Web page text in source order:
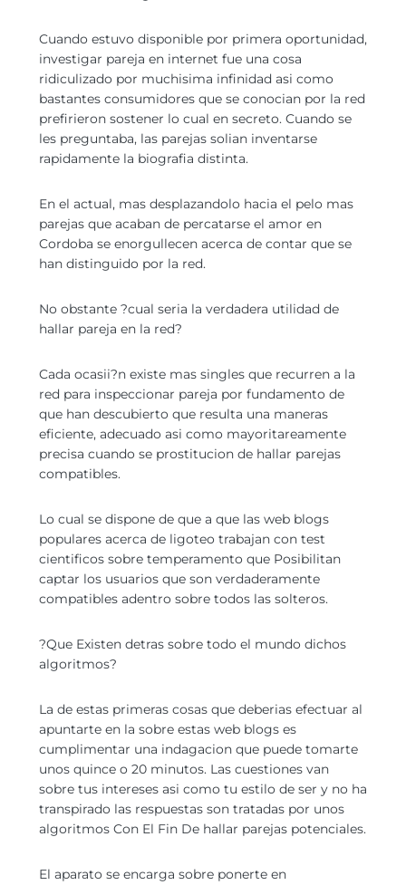
Cuando estuvo disponible por primera oportunidad,
investigar pareja en internet fue una cosa
ridiculizado por muchisima infinidad asi­ como
bastantes consumidores que se conocian por la red
prefirieron sostener lo cual en secreto. Cuando se
les preguntaba, las parejas solian inventarse
rapidamente la biografia distinta.
En el actual, mas desplazandolo hacia el pelo mas
parejas que acaban de percatarse el amor en
Cordoba se enorgullecen acerca de contar que se
han distinguido por la red.
No obstante ?cual seri­a la verdadera utilidad de
hallar pareja en la red?
Cada ocasii?n existe mas singles que recurren a la
red para inspeccionar pareja por fundamento de
que han descubierto que resulta una maneras
eficiente, adecuado asi­ como mayoritareamente
precisa cuando se prostitucion de hallar parejas
compatibles.
Lo cual se dispone de que a que las web blogs
populares acerca de ligoteo trabajan con test
cientificos sobre temperamento que Posibilitan
captar los usuarios que son verdaderamente
compatibles adentro sobre todos las solteros.
?Que Existen detras sobre todo el mundo dichos
algoritmos?
La de estas primeras cosas que deberias efectuar al
apuntarte en la sobre estas web blogs es
cumplimentar una indagacion que puede tomarte
unos quince o 20 minutos. Las cuestiones van
sobre tus intereses asi­ como tu estilo de ser y no ha
transpirado las respuestas son tratadas por unos
algoritmos Con El Fin De hallar parejas potenciales.
El aparato se encarga sobre ponerte en